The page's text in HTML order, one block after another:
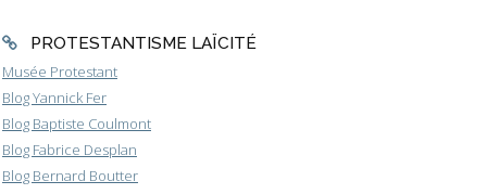
PROTESTANTISME LAÏCITÉ
Musée Protestant
Blog Yannick Fer
Blog Baptiste Coulmont
Blog Fabrice Desplan
Blog Bernard Boutter